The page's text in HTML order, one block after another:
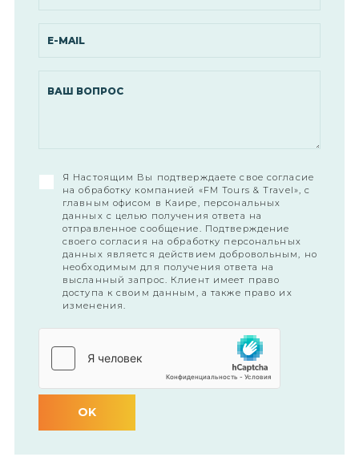
Я Настоящим Вы подтверждаете свое согласие
на обработку компанией «FM Tours & Travel», с
главным офисом в Каире, персональных
данных с целью получения ответа на
отправленное сообщение. Подтверждение
своего согласия на обработку персональных
данных является действием добровольным, но
необходимым для получения ответа на
высланный запрос. Клиент имеет право
доступа к своим данным, а также право их
изменения.
OK